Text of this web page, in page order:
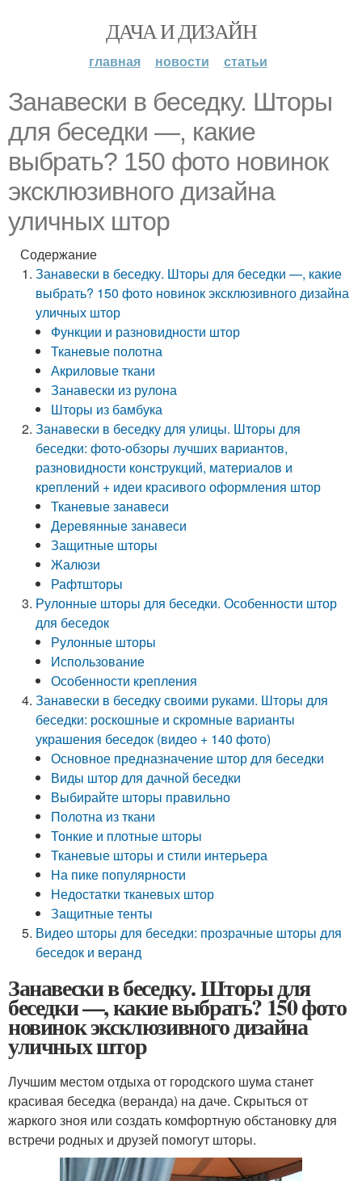
ДАЧА И ДИЗАЙН
главная новости статьи
Занавески в беседку. Шторы
для беседки —, какие
выбрать? 150 фото новинок
эксклюзивного дизайна
уличных штор
Содержание
Занавески в беседку. Шторы для беседки —, какие
выбрать? 150 фото новинок эксклюзивного дизайна
уличных штор
Функции и разновидности штор
Тканевые полотна
Акриловые ткани
Занавески из рулона
Шторы из бамбука
Занавески в беседку для улицы. Шторы для
беседки: фото-обзоры лучших вариантов,
разновидности конструкций, материалов и
креплений + идеи красивого оформления штор
Тканевые занавеси
Деревянные занавеси
Защитные шторы
Жалюзи
Рафтшторы
Рулонные шторы для беседки. Особенности штор
для беседок
Рулонные шторы
Использование
Особенности крепления
Занавески в беседку своими руками. Шторы для
беседки: роскошные и скромные варианты
украшения беседок (видео + 140 фото)
Основное предназначение штор для беседки
Виды штор для дачной беседки
Выбирайте шторы правильно
Полотна из ткани
Тонкие и плотные шторы
Тканевые шторы и стили интерьера
На пике популярности
Недостатки тканевых штор
Защитные тенты
Видео шторы для беседки: прозрачные шторы для
беседок и веранд
Занавески в беседку. Шторы для
беседки —, какие выбрать? 150 фото
новинок эксклюзивного дизайна
уличных штор
Лучшим местом отдыха от городского шума станет
красивая беседка (веранда) на даче. Скрыться от
жаркого зноя или создать комфортную обстановку для
встречи родных и друзей помогут шторы.